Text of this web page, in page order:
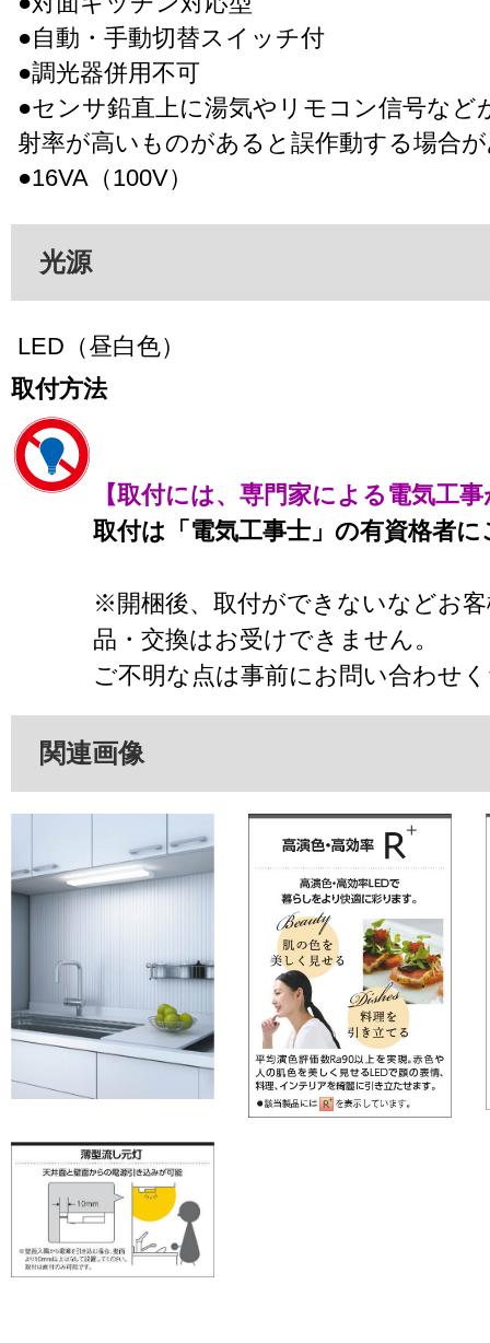
●自動・手動切替スイッチ付
●調光器併用不可
●センサ鉛直上に湯気やリモコン信号など
射率が高いものがあると誤作動する場合
●16VA（100V）
光源
LED（昼白色）
取付方法
【取付には、専門家による電気工
取付は「電気工事士」の有資格者
※開梱後、取付ができないなどお
品・交換はお受けできません。
ご不明な点は事前にお問い合わせ
関連画像